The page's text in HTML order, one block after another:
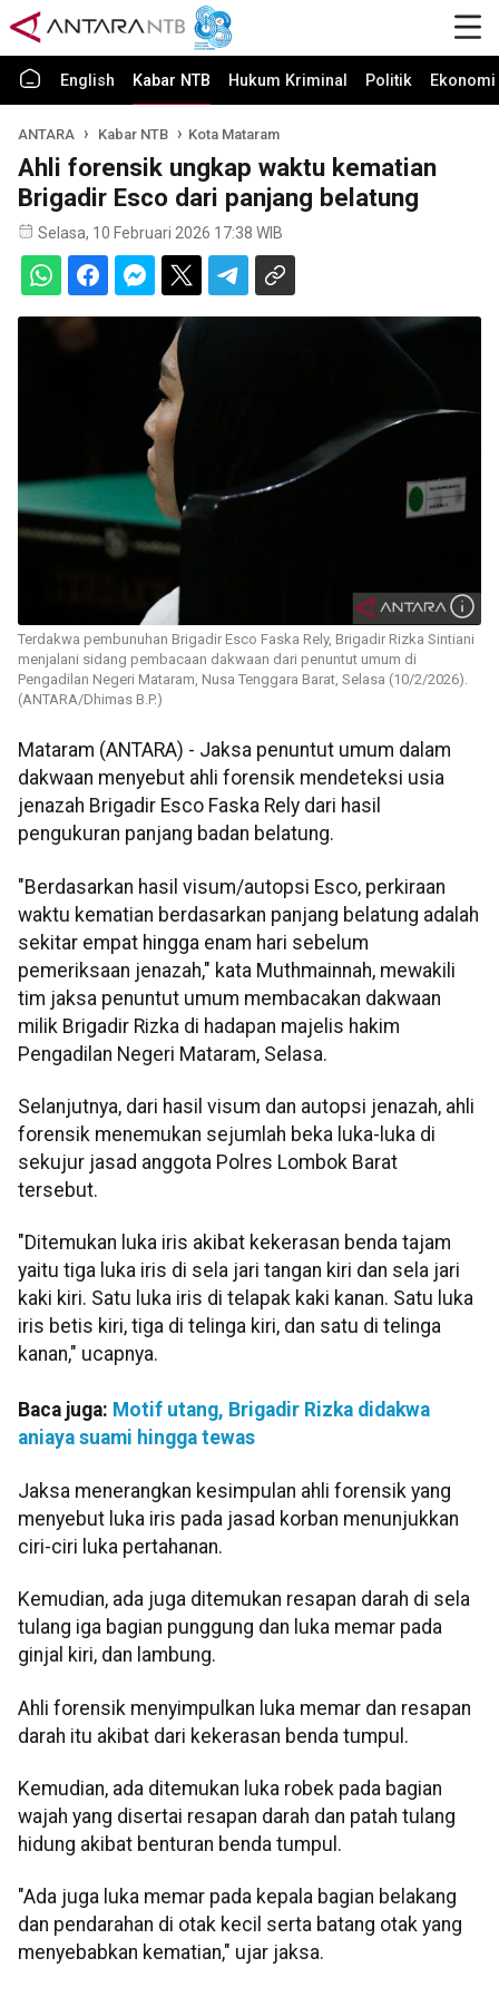
English Kabar NTB Hukum Kriminal Politik
ANTARA Kabar NTB Kota Mataram
Ahli forensik ungkap waktu kematian
Brigadir Esco dari panjang belatung
Selasa, 10 Februari 2026 17:38 WIB
Terdakwa pembunuhan Brigadir Esco Faska Rely, Brigadir Rizka Sintiani
menjalani sidang pembacaan dakwaan dari penuntut umum di
Pengadilan Negeri Mataram, Nusa Tenggara Barat, Selasa (10/2/2026).
(ANTARA/Dhimas B.P.)
Mataram (ANTARA) - Jaksa penuntut umum dalam
dakwaan menyebut ahli forensik mendeteksi usia
jenazah Brigadir Esco Faska Rely dari hasil
pengukuran panjang badan belatung.
"Berdasarkan hasil visum/autopsi Esco, perkiraan
waktu kematian berdasarkan panjang belatung adalah
sekitar empat hingga enam hari sebelum
pemeriksaan jenazah," kata Muthmainnah, mewakili
tim jaksa penuntut umum membacakan dakwaan
milik Brigadir Rizka di hadapan majelis hakim
Pengadilan Negeri Mataram, Selasa.
Selanjutnya, dari hasil visum dan autopsi jenazah, ahli
forensik menemukan sejumlah beka luka-luka di
sekujur jasad anggota Polres Lombok Barat
tersebut.
"Ditemukan luka iris akibat kekerasan benda tajam
yaitu tiga luka iris di sela jari tangan kiri dan sela jari
kaki kiri. Satu luka iris di telapak kaki kanan. Satu luka
iris betis kiri, tiga di telinga kiri, dan satu di telinga
kanan," ucapnya.
Baca juga: Motif utang, Brigadir Rizka didakwa
aniaya suami hingga tewas
Jaksa menerangkan kesimpulan ahli forensik yang
menyebut luka iris pada jasad korban menunjukkan
ciri-ciri luka pertahanan.
Kemudian, ada juga ditemukan resapan darah di sela
tulang iga bagian punggung dan luka memar pada
ginjal kiri, dan lambung.
Ahli forensik menyimpulkan luka memar dan resapan
darah itu akibat dari kekerasan benda tumpul.
Kemudian, ada ditemukan luka robek pada bagian
wajah yang disertai resapan darah dan patah tulang
hidung akibat benturan benda tumpul.
"Ada juga luka memar pada kepala bagian belakang
dan pendarahan di otak kecil serta batang otak yang
menyebabkan kematian," ujar jaksa.